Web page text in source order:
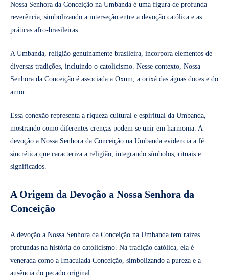
Nossa Senhora da Conceição na Umbanda é uma figura de profunda
reverência, simbolizando a interseção entre a devoção católica e as
práticas afro-brasileiras.
A Umbanda, religião genuinamente brasileira, incorpora elementos de
diversas tradições, incluindo o catolicismo. Nesse contexto, Nossa
Senhora da Conceição é associada a Oxum, a orixá das águas doces e do
amor.
Essa conexão representa a riqueza cultural e espiritual da Umbanda,
mostrando como diferentes crenças podem se unir em harmonia. A
devoção a Nossa Senhora da Conceição na Umbanda evidencia a fé
sincrética que caracteriza a religião, integrando símbolos, rituais e
significados.
A Origem da Devoção a Nossa Senhora da
Conceição
A devoção a Nossa Senhora da Conceição na Umbanda tem raízes
profundas na história do catolicismo. Na tradição católica, ela é
venerada como a Imaculada Conceição, simbolizando a pureza e a
ausência do pecado original.